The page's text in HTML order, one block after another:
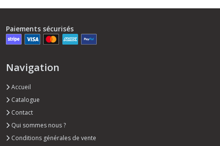
Paiements sécurisés
Navigation
Accueil
Catalogue
Contact
Qui sommes nous ?
Conditions générales de vente